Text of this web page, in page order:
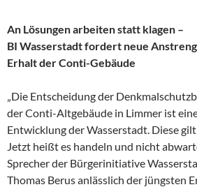
An Lösungen arbeiten statt klagen –
BI Wasserstadt fordert neue
Erhalt der Conti-Gebäude
„Die Entscheidung der
der Conti-Altgebäude in Limmer ist
Entwicklung der Wasserstadt. Diese
Jetzt heißt es handeln und nicht
Sprecher der Bürgerinitiative
Thomas Berus anlässlich der jüngsten